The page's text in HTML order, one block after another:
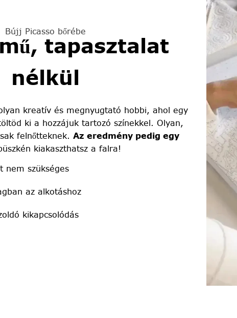
Bújj Picasso bőrébe
tapasztalat
nélkül
kreatív és megnyugtató hobbi, ahol egy
ki a hozzájuk tartozó színekkel. Olyan,
felnőtteknek. Az eredmény pedig egy
kiakaszthatsz a falra!
nem szükséges
az alkotáshoz
kikapcsolódás